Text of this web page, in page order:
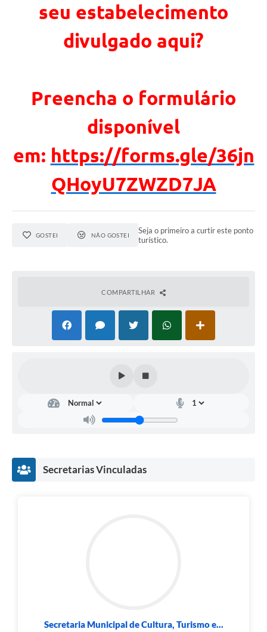
seu estabelecimento
divulgado aqui?
Preencha o formulário
disponível
em: https://forms.gle/36jn
QHoyU7ZWZD7JA
GOSTEI NÃO GOSTEI
Seja o primeiro a curtir este ponto
turístico.
COMPARTILHAR
Secretarias Vinculadas
Secretaria Municipal de Cultura, Turismo e...